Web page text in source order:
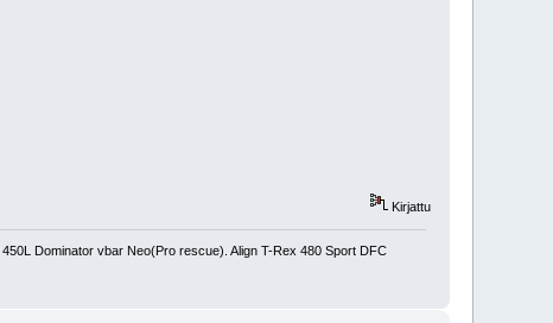
Kirjattu
Dominator vbar Neo(Pro rescue). Align T-Rex 480 Sport DFC